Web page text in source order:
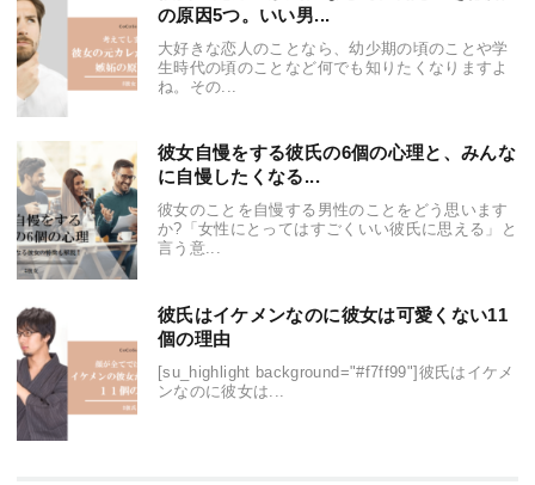
の原因5つ。いい男...
大好きな恋人のことなら、幼少期の頃のことや学
生時代の頃のことなど何でも知りたくなりますよ
ね。その...
彼女自慢をする彼氏の6個の心理と、みんな
に自慢したくなる...
彼女のことを自慢する男性のことをどう思います
か?「女性にとってはすごくいい彼氏に思える」と
言う意...
彼氏はイケメンなのに彼女は可愛くない11
個の理由
[su_highlight background="#f7ff99"]彼氏はイケメ
ンなのに彼女は...